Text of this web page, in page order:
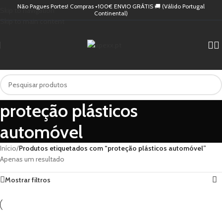
Skip to navigation
Não Pagues Portes! Compras +100€ ENVIO GRÁTIS 🚚 (Válido Portugal
Continental)
proteção plásticos
automóvel
Início/Produtos etiquetados com “proteção plásticos automóvel”
Apenas um resultado
Mostrar filtros